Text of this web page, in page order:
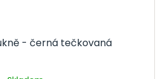
- černá tečkovaná